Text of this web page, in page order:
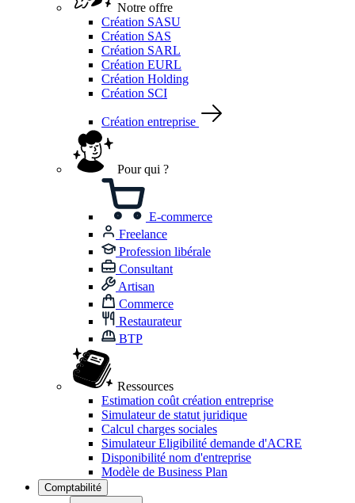
Notre offre
Création SASU
Création SAS
Création SARL
Création EURL
Création Holding
Création SCI
Création entreprise
Pour qui ?
E-commerce
Freelance
Profession libérale
Consultant
Artisan
Commerce
Restaurateur
BTP
Ressources
Estimation coût création entreprise
Simulateur de statut juridique
Calcul charges sociales
Simulateur Eligibilité demande d'ACRE
Disponibilité nom d'entreprise
Modèle de Business Plan
Comptabilité